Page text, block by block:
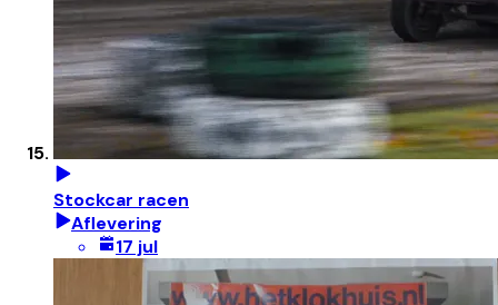
Stockcar racen
Aflevering
17 jul